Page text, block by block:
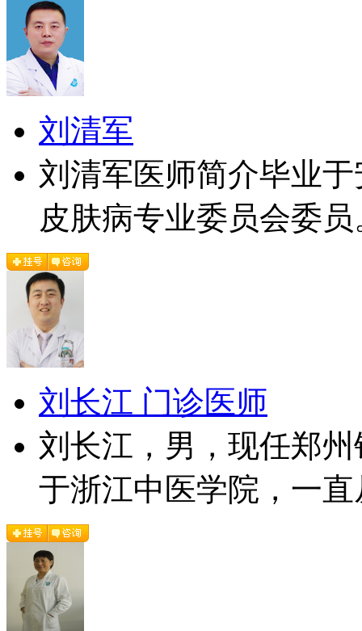
刘清军
刘清军医师简介毕业
皮肤病专业委员会委
刘长江 门诊医师
刘长江，男，现任郑
于浙江中医学院，一直